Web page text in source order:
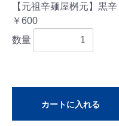
【元祖辛麺屋桝元】黒辛
￥600
数量
カートに入れる